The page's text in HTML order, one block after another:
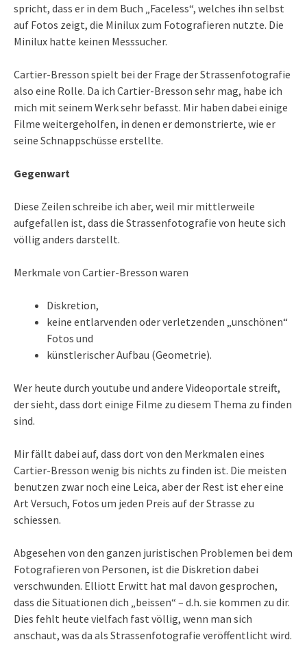
spricht, dass er in dem Buch „Faceless“, welches ihn selbst
auf Fotos zeigt, die Minilux zum Fotografieren nutzte. Die
Minilux hatte keinen Messsucher.
Cartier-Bresson spielt bei der Frage der Strassenfotografie
also eine Rolle. Da ich Cartier-Bresson sehr mag, habe ich
mich mit seinem Werk sehr befasst. Mir haben dabei einige
Filme weitergeholfen, in denen er demonstrierte, wie er
seine Schnappschüsse erstellte.
Gegenwart
Diese Zeilen schreibe ich aber, weil mir mittlerweile
aufgefallen ist, dass die Strassenfotografie von heute sich
völlig anders darstellt.
Merkmale von Cartier-Bresson waren
Diskretion,
keine entlarvenden oder verletzenden „unschönen“
Fotos und
künstlerischer Aufbau (Geometrie).
Wer heute durch youtube und andere Videoportale streift,
der sieht, dass dort einige Filme zu diesem Thema zu finden
sind.
Mir fällt dabei auf, dass dort von den Merkmalen eines
Cartier-Bresson wenig bis nichts zu finden ist. Die meisten
benutzen zwar noch eine Leica, aber der Rest ist eher eine
Art Versuch, Fotos um jeden Preis auf der Strasse zu
schiessen.
Abgesehen von den ganzen juristischen Problemen bei dem
Fotografieren von Personen, ist die Diskretion dabei
verschwunden. Elliott Erwitt hat mal davon gesprochen,
dass die Situationen dich „beissen“ – d.h. sie kommen zu dir.
Dies fehlt heute vielfach fast völlig, wenn man sich
anschaut, was da als Strassenfotografie veröffentlicht wird.